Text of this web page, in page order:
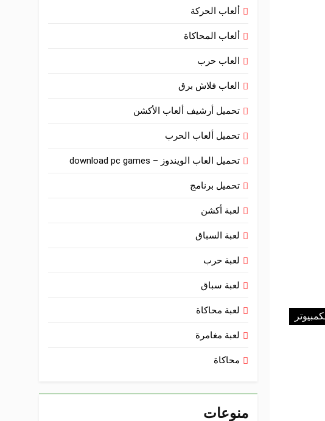
ألعاب الحركة
ألعاب المحاكاة
العاب حرب
العاب فلاش برق
تحميل أرشيف ألعاب الأكشن
تحميل ألعاب الحرب
تحميل العاب الويندوز – download pc games
تحميل برنامج
لعبة أكشن
لعبة السباق
لعبة حرب
لعبة سباق
لعبة محاكاة
لعبة مغامرة
محاكاة
منوعات